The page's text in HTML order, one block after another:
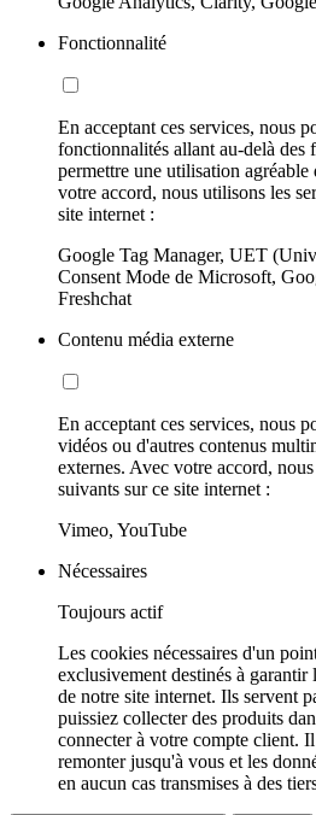
Fonctionnalité
En acceptant ces services, nous
fonctionnalités allant au-delà des
permettre une utilisation
votre accord, nous utilisons les
site internet :
Google Tag Manager, UET
Consent Mode de Microsoft,
Freshchat
Contenu média externe
En acceptant ces services, nous
vidéos ou d'autres contenus
externes. Avec votre accord,
suivants sur ce site internet :
Vimeo, YouTube
Nécessaires
Toujours actif
Les cookies nécessaires d'un
exclusivement destinés à garantir
de notre site internet. Ils servent
puissiez collecter des produits
connecter à votre compte client.
remonter jusqu'à vous et les
en aucun cas transmises à des